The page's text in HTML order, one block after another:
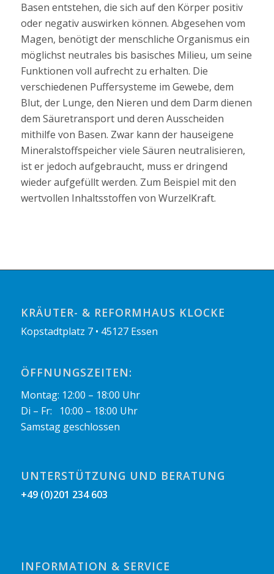
Basen entstehen, die sich auf den Körper positiv
oder negativ auswirken können. Abgesehen vom
Magen, benötigt der menschliche Organismus ein
möglichst neutrales bis basisches Milieu, um seine
Funktionen voll aufrecht zu erhalten. Die
verschiedenen Puffersysteme im Gewebe, dem
Blut, der Lunge, den Nieren und dem Darm dienen
dem Säuretransport und deren Ausscheiden
mithilfe von Basen. Zwar kann der hauseigene
Mineralstoffspeicher viele Säuren neutralisieren,
ist er jedoch aufgebraucht, muss er dringend
wieder aufgefüllt werden. Zum Beispiel mit den
wertvollen Inhaltsstoffen von WurzelKraft.
KRÄUTER- & REFORMHAUS KLOCKE
Kopstadtplatz 7 • 45127 Essen
ÖFFNUNGSZEITEN:
Montag: 12:00 – 18:00 Uhr
Di – Fr: 10:00 – 18:00 Uhr
Samstag geschlossen
UNTERSTÜTZUNG UND BERATUNG
+49 (0)201 234 603
INFORMATION & SERVICE